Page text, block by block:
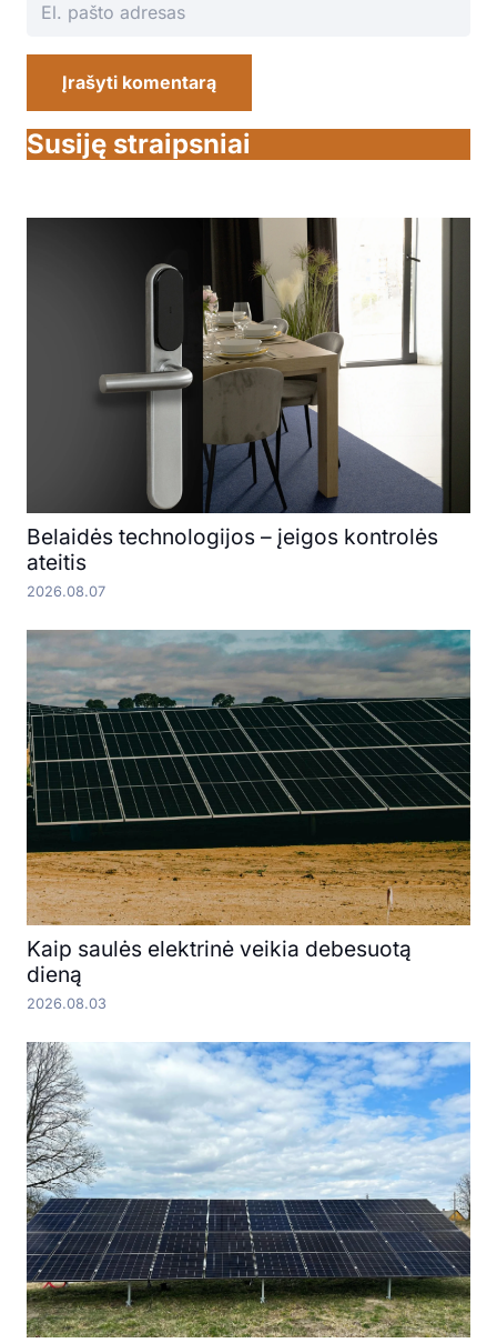
Įrašyti komentarą
Susiję straipsniai
Belaidės technologijos – įeigos kontrolės
ateitis
2026.08.07
Kaip saulės elektrinė veikia debesuotą
dieną
2026.08.03